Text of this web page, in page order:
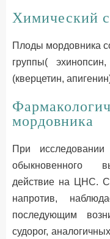
Химический
Плоды мордовника
группы(
(кверцетин,
мордовника
При
обыкновенного
действие на ЦНС. С
напротив,
последующим
судорог,